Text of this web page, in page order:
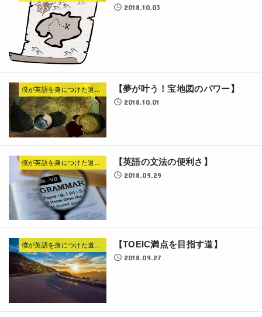
2018.10.03
【夢が叶う！宝地図のパワー】
2018.10.01
【英語の文法の便利さ】
2018.09.29
【TOEIC満点を目指す道】
2018.09.27